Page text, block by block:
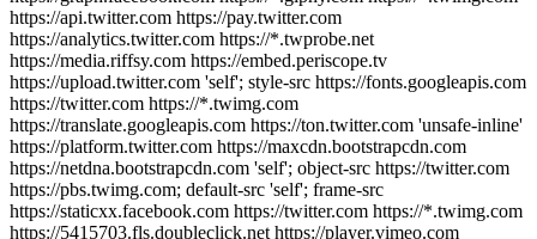
https://api.twitter.com https://pay.twitter.com
https://analytics.twitter.com https://*.twprobe.net
https://media.riffsy.com https://embed.periscope.tv
https://upload.twitter.com 'self'; style-src https://fonts.googleapis.com
https://twitter.com https://*.twimg.com
https://translate.googleapis.com https://ton.twitter.com 'unsafe-inline'
https://platform.twitter.com https://maxcdn.bootstrapcdn.com
https://netdna.bootstrapcdn.com 'self'; object-src https://twitter.com
https://pbs.twimg.com; default-src 'self'; frame-src
https://staticxx.facebook.com https://twitter.com https://*.twimg.com
https://5415703.fls.doubleclick.net https://player.vimeo.com